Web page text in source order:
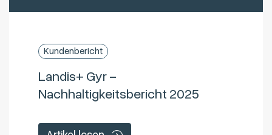
Kundenbericht
Landis+ Gyr –
Nachhaltigkeitsbericht 2025